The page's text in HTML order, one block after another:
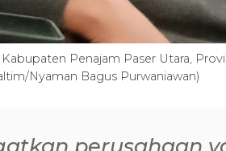
Penajam Paser Utara,
Nyaman Bagus Purwaniawan)
perusahaan